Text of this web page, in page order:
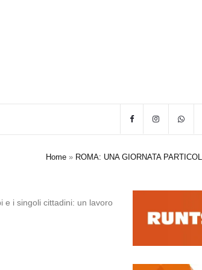
Home » ROMA: UNA GIORNATA
e i singoli cittadini: un lavoro